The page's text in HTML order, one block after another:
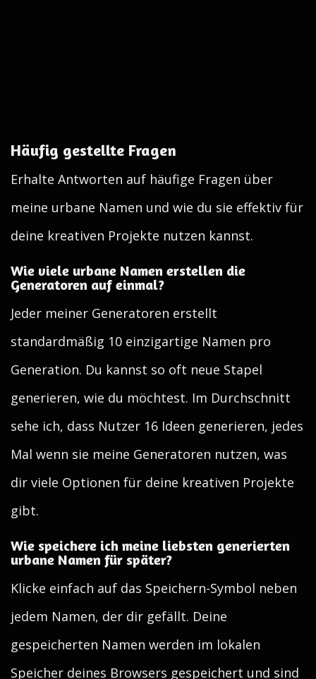
Häufig gestellte Fragen
Erhalte Antworten auf häufige Fragen über
meine urbane Namen und wie du sie effektiv für
deine kreativen Projekte nutzen kannst.
Wie viele urbane Namen erstellen die
Generatoren auf einmal?
Jeder meiner Generatoren erstellt
standardmäßig 10 einzigartige Namen pro
Generation. Du kannst so oft neue Stapel
generieren, wie du möchtest. Im Durchschnitt
sehe ich, dass Nutzer 16 Ideen generieren, jedes
Mal wenn sie meine Generatoren nutzen, was
dir viele Optionen für deine kreativen Projekte
gibt.
Wie speichere ich meine liebsten generierten
urbane Namen für später?
Klicke einfach auf das Speichern-Symbol neben
jedem Namen, der dir gefällt. Deine
gespeicherten Namen werden im lokalen
Speicher deines Browsers gespeichert und sind